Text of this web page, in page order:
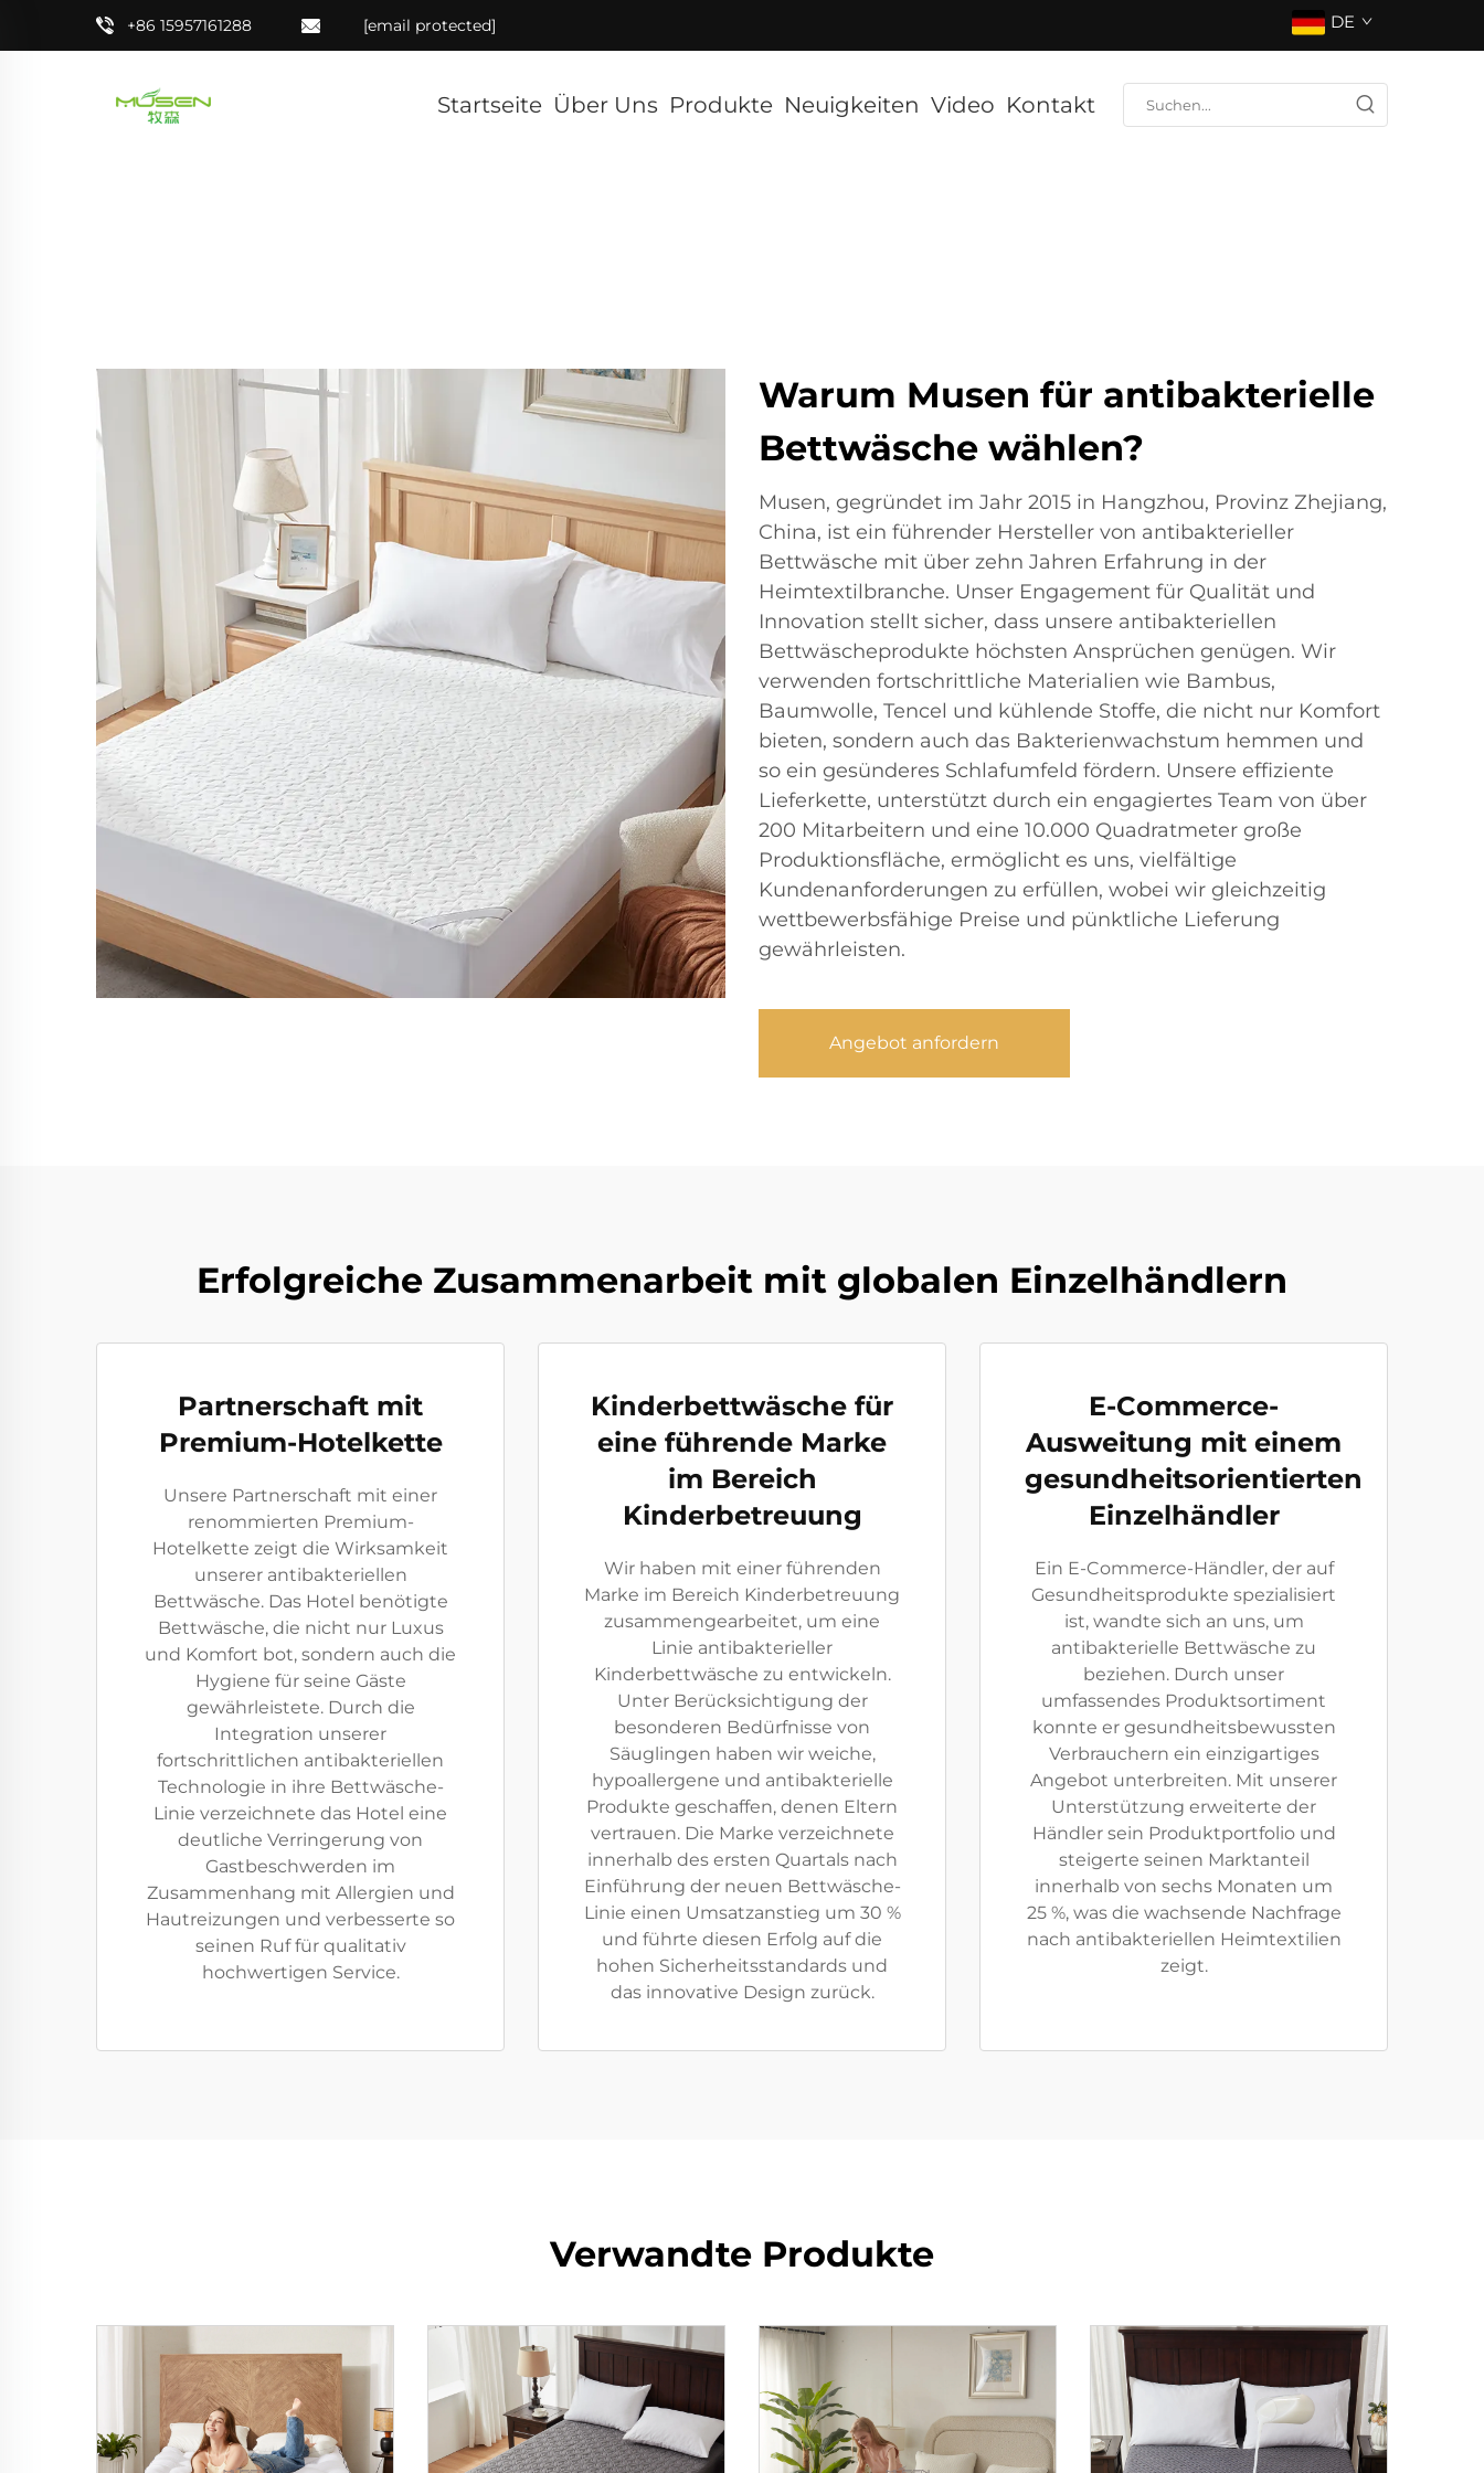
+86 15957161288 [email protected] DE
Startseite Über Uns Produkte Neuigkeiten Video Kontakt
Warum Musen für antibakterielle
Bettwäsche wählen?
Musen, gegründet im Jahr 2015 in Hangzhou, Provinz Zhejiang,
China, ist ein führender Hersteller von antibakterieller
Bettwäsche mit über zehn Jahren Erfahrung in der
Heimtextilbranche. Unser Engagement für Qualität und
Innovation stellt sicher, dass unsere antibakteriellen
Bettwäscheprodukte höchsten Ansprüchen genügen. Wir
verwenden fortschrittliche Materialien wie Bambus,
Baumwolle, Tencel und kühlende Stoffe, die nicht nur Komfort
bieten, sondern auch das Bakterienwachstum hemmen und
so ein gesünderes Schlafumfeld fördern. Unsere effiziente
Lieferkette, unterstützt durch ein engagiertes Team von über
200 Mitarbeitern und eine 10.000 Quadratmeter große
Produktionsfläche, ermöglicht es uns, vielfältige
Kundenanforderungen zu erfüllen, wobei wir gleichzeitig
wettbewerbsfähige Preise und pünktliche Lieferung
gewährleisten.
Angebot anfordern
Erfolgreiche Zusammenarbeit mit globalen Einzelhändlern
Partnerschaft mit
Premium-Hotelkette
Unsere Partnerschaft mit einer
renommierten Premium-
Hotelkette zeigt die Wirksamkeit
unserer antibakteriellen
Bettwäsche. Das Hotel benötigte
Bettwäsche, die nicht nur Luxus
und Komfort bot, sondern auch die
Hygiene für seine Gäste
gewährleistete. Durch die
Integration unserer
fortschrittlichen antibakteriellen
Technologie in ihre Bettwäsche-
Linie verzeichnete das Hotel eine
deutliche Verringerung von
Gastbeschwerden im
Zusammenhang mit Allergien und
Hautreizungen und verbesserte so
seinen Ruf für qualitativ
hochwertigen Service.
Kinderbettwäsche für
eine führende Marke
im Bereich
Kinderbetreuung
Wir haben mit einer führenden
Marke im Bereich Kinderbetreuung
zusammengearbeitet, um eine
Linie antibakterieller
Kinderbettwäsche zu entwickeln.
Unter Berücksichtigung der
besonderen Bedürfnisse von
Säuglingen haben wir weiche,
hypoallergene und antibakterielle
Produkte geschaffen, denen Eltern
vertrauen. Die Marke verzeichnete
innerhalb des ersten Quartals nach
Einführung der neuen Bettwäsche-
Linie einen Umsatzanstieg um 30 %
und führte diesen Erfolg auf die
hohen Sicherheitsstandards und
das innovative Design zurück.
E-Commerce-
Ausweitung mit einem
gesundheitsorientierten
Einzelhändler
Ein E-Commerce-Händler, der auf
Gesundheitsprodukte spezialisiert
ist, wandte sich an uns, um
antibakterielle Bettwäsche zu
beziehen. Durch unser
umfassendes Produktsortiment
konnte er gesundheitsbewussten
Verbrauchern ein einzigartiges
Angebot unterbreiten. Mit unserer
Unterstützung erweiterte der
Händler sein Produktportfolio und
steigerte seinen Marktanteil
innerhalb von sechs Monaten um
25 %, was die wachsende Nachfrage
nach antibakteriellen Heimtextilien
zeigt.
Verwandte Produkte